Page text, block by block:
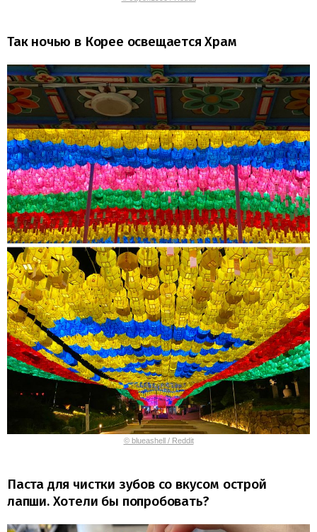
Так ночью в Корее освещается Храм
© blueashell / Reddit
Паста для чистки зубов со вкусом острой
лапши. Хотели бы попробовать?